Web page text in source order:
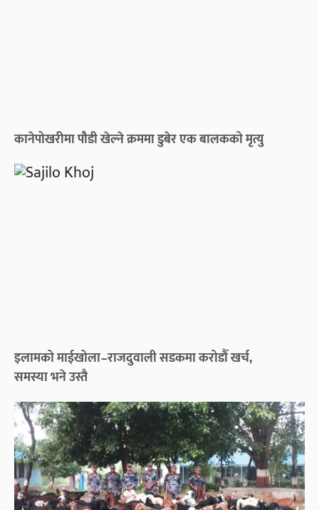
कानेपोखरीमा पौडी खेल्ने क्रममा डुबेर एक बालकको मृत्यु
इलामको माईखोला–राजदुवाली सडकमा करोडौँ खर्च,
समस्या भने उस्तै